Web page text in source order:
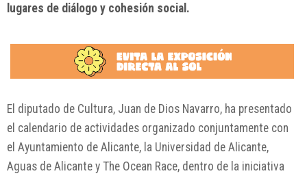
lugares de diálogo y cohesión social.
El diputado de Cultura, Juan de Dios Navarro, ha presentado
el calendario de actividades organizado conjuntamente con
el Ayuntamiento de Alicante, la Universidad de Alicante,
Aguas de Alicante y The Ocean Race, dentro de la iniciativa